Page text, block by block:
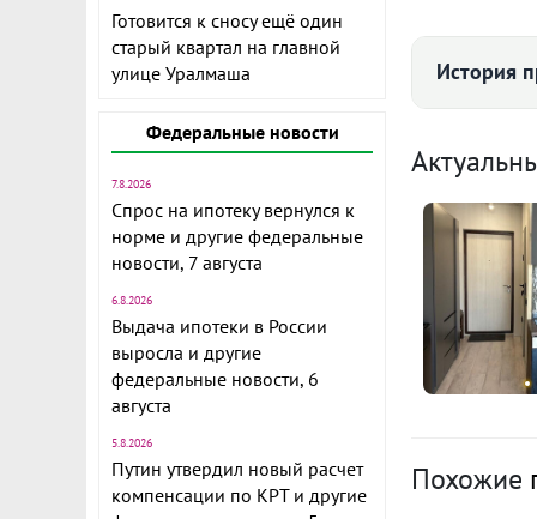
Готовится к сносу ещё один
старый квартал на главной
улице Уралмаша
Федеральные новости
7.8.2026
Спрос на ипотеку вернулся к
норме и другие федеральные
новости, 7 августа
6.8.2026
Выдача ипотеки в России
выросла и другие
федеральные новости, 6
августа
5.8.2026
Путин утвердил новый расчет
компенсации по КРТ и другие
Сдается в
Светлый.
Лесоводов.
сады,
сетевые
История
893
I
Похожие